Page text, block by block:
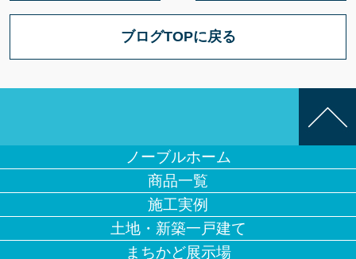
ブログTOPに戻る
ノーブルホーム
商品一覧
施工実例
土地・新築一戸建て
まちかど展示場